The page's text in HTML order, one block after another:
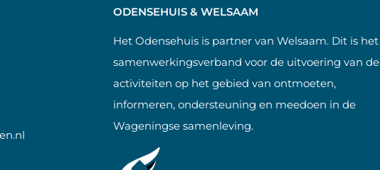
ODENSEHUIS & WELSAAM
Het Odensehuis is partner van Welsaam. Dit is het
samenwerkingsverband voor de uitvoering van de
activiteiten op het gebied van ontmoeten,
informeren, ondersteuning en meedoen in de
Wageningse samenleving.